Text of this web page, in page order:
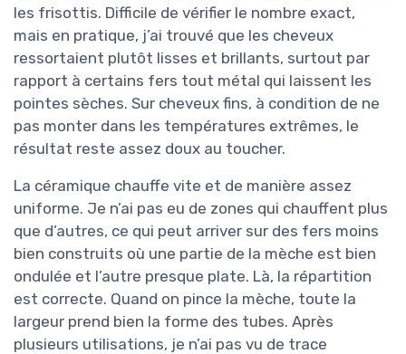
les frisottis. Difficile de vérifier le nombre exact,
mais en pratique, j’ai trouvé que les cheveux
ressortaient plutôt lisses et brillants, surtout par
rapport à certains fers tout métal qui laissent les
pointes sèches. Sur cheveux fins, à condition de ne
pas monter dans les températures extrêmes, le
résultat reste assez doux au toucher.
La céramique chauffe vite et de manière assez
uniforme. Je n’ai pas eu de zones qui chauffent plus
que d’autres, ce qui peut arriver sur des fers moins
bien construits où une partie de la mèche est bien
ondulée et l’autre presque plate. Là, la répartition
est correcte. Quand on pince la mèche, toute la
largeur prend bien la forme des tubes. Après
plusieurs utilisations, je n’ai pas vu de trace